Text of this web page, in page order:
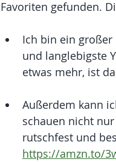
Favoriten gefunden.
Ich bin ein großer
und langlebigste
etwas mehr, ist
Außerdem kann
schauen nicht
rutschfest und
https://amzn.to/